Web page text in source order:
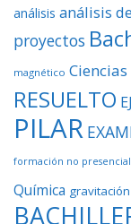
análisis análisis
proyectos
magnético Ciencias
RESUELTO
PILAR
formación no presencial
Química gravitación